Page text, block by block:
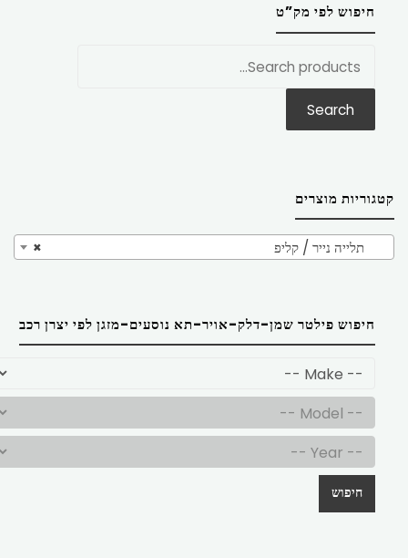
חיפוש לפי מק”ט
Search
קטגוריות מוצרים
× תלייה נייר / קליפ
חיפוש פילטר שמן-דלק-אויר-תא נוסעים-מזגן לפי יצרן רכב
חיפוש